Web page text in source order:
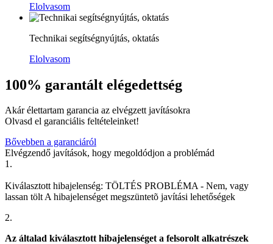
Elolvasom
Technikai segítségnyújtás, oktatás
Elolvasom
100% garantált elégedettség
Akár élettartam garancia az elvégzett javításokra
Olvasd el garanciális feltételeinket!
Bővebben a garanciáról
Elvégzendő javítások, hogy megoldódjon a problémád
1.
Kiválasztott hibajelenség: TÖLTÉS PROBLÉMA- Nem, vagy
lassan töltA hibajelenséget megszüntetõ javítási lehetőségek
2.
Az általad kiválasztott hibajelenséget a felsorolt alkatrészek